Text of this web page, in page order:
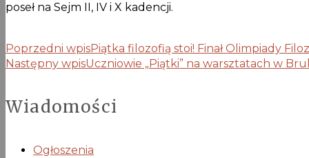
poseł na Sejm II, IV i X kadencji.
Poprzedni wpisPiątka filozofią stoi! Finał Olimpiady
Następny wpisUczniowie „Piątki” na warsztatach w
Wiadomości
Ogłoszenia